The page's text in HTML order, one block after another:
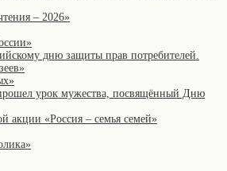
– 2026»
дню защиты прав потребителей.
урок мужества, посвящённый Дню
акции «Россия – семья семей»